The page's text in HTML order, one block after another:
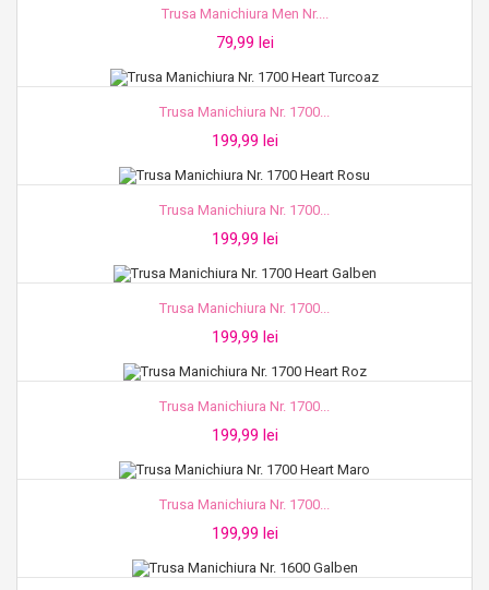
Trusa Manichiura Men Nr....
79,99 lei
Trusa Manichiura Nr. 1700...
199,99 lei
Trusa Manichiura Nr. 1700...
199,99 lei
Trusa Manichiura Nr. 1700...
199,99 lei
Trusa Manichiura Nr. 1700...
199,99 lei
Trusa Manichiura Nr. 1700...
199,99 lei